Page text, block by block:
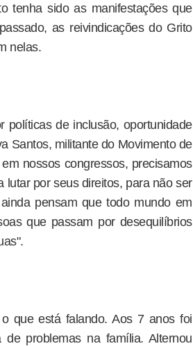
tenha sido as manifestações que
as reivindicações do Grito
nelas.
políticas de inclusão, oportunidade
Santos, militante do Movimento de
nossos congressos, precisamos
lutar por seus direitos, para não ser
pensam que todo mundo em
que passam por desequilíbrios
que está falando. Aos 7 anos foi
problemas na família. Alternou